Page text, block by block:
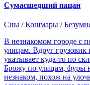
Сумасшедший пацан
Сны /Кошмары /
В незнакомом городе с
улицам. Вдруг грузовик
укатывает куда-то по
Брожу по улицам, фуры
незнаком, похож на